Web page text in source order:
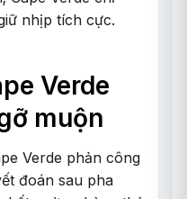
nhịp tích cực.
Verde
muộn
Verde phản công
đoán sau pha